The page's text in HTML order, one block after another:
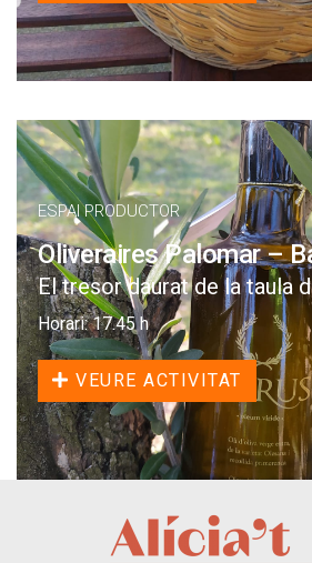
ESPAI PRODUCTOR
Oliveraires Palomar –
El tresor daurat de la taula
Horari: 17.45 h
VEURE ACTIVITAT